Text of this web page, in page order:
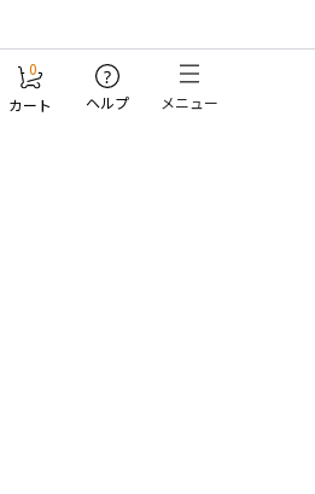
0
カート
?
ヘルプ メニュー